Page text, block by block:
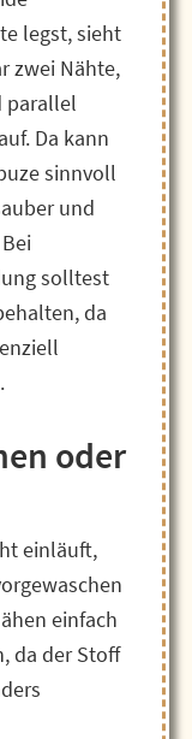
legst, sieht
zwei Nähte,
parallel
Da kann
sinnvoll
und
solltest
da
oder
einläuft,
einfach
da der Stoff